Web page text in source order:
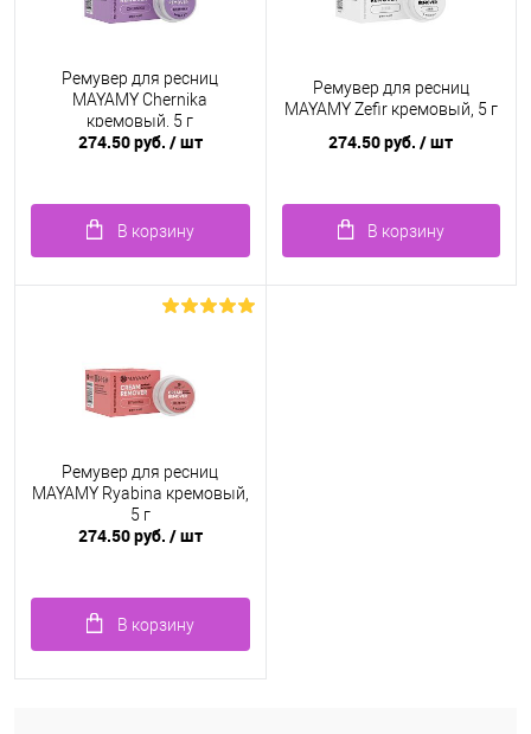
Ремувер для ресниц
MAYAMY Chernika
кремовый, 5 г
274.50 руб. / шт
В корзину
Ремувер для ресниц
MAYAMY Zefir кремовый, 5 г
274.50 руб./ шт
В корзину
Ремувер для ресниц
MAYAMY Ryabina кремовый,
5 г
274.50 руб. / шт
В корзину